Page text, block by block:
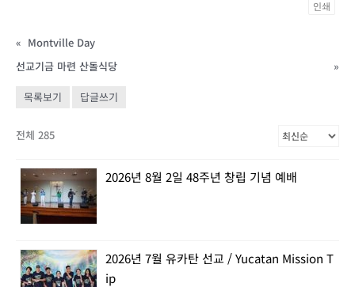
인쇄
« Montville Day
선교기금 마련 산돌식당
»
목록보기 답글쓰기
전체 285
2026년 8월 2일 48주년 창립 기념 예배
2026년 7월 유카탄 선교 / Yucatan Mission T
ip